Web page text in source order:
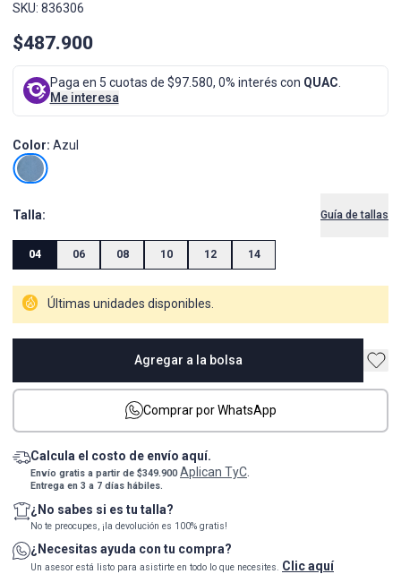
SKU: 836306
$487.900
Paga en 5 cuotas de $97.580, 0% interés con QUAC
Me interesa
Color: Azul
Talla: Guía de tallas
04 06 08 10 12 14
Últimas unidades disponibles.
Agregar a la bolsa
Comprar por WhatsApp
Calcula el costo de envío aquí.
Envío gratis a partir de $349.900Aplican TyC.
Entrega en 3 a 7 días hábiles.
¿No sabes si es tu talla?
No te preocupes, ¡la devolución es 100% gratis!
¿Necesitas ayuda con tu compra?
Un asesor está listo para asistirte en todo lo que necesites. Clic aquí